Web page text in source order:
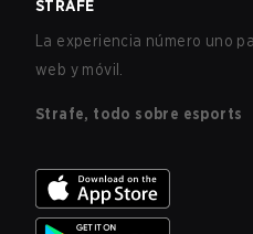
STRAFE
La experiencia número uno
web y móvil.
Strafe, todo sobre esports